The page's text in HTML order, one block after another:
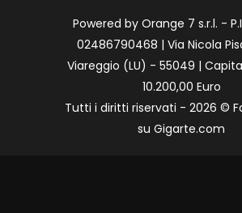
Powered by Orange 7 s.r.l. -
02486790468 | Via Nicola
Viareggio (LU) - 55049 |
10.200,00 Euro
Tutti i diritti riservati - 2026 ©
su Gigarte.com